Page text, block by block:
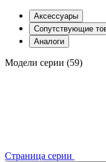
Аксессуары
Сопутствующие
Аналоги
Модели серии (59)
Страница серии